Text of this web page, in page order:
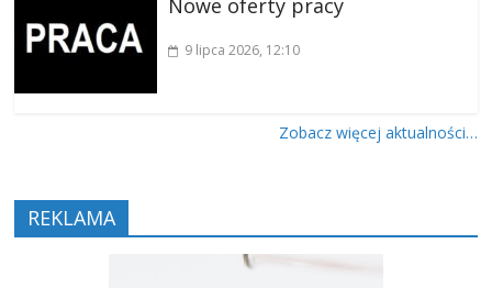
9 lipca 2026, 12:10
Zobacz więcej aktualności…
REKLAMA